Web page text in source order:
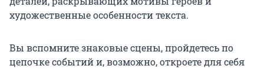
художественные особенности текста.
Вы вспомните знаковые сцены, пройдетесь по
цепочке событий и, возможно, откроете для себя